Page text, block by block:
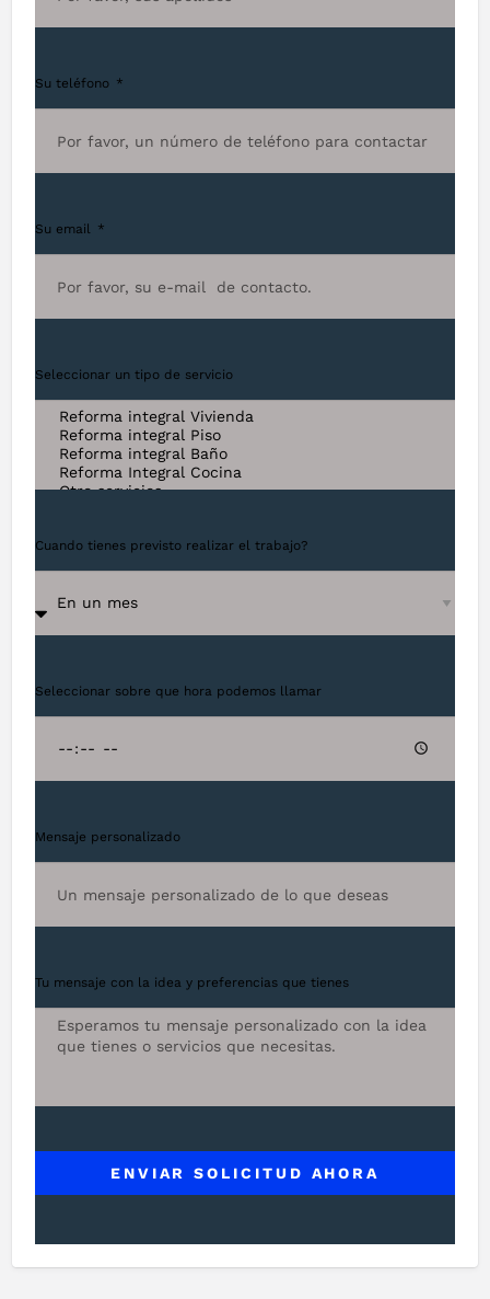
Su teléfono
Su email
Seleccionar un tipo de servicio
Cuando tienes previsto realizar el trabajo?
Seleccionar sobre que hora podemos llamar
Mensaje personalizado
Tu mensaje con la idea y preferencias que tienes
ENVIAR SOLICITUD AHORA